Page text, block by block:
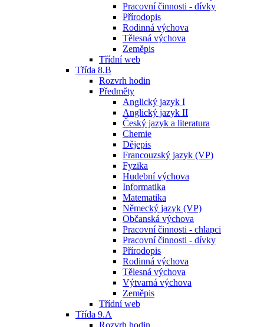
Pracovní činnosti - dívky
Přírodopis
Rodinná výchova
Tělesná výchova
Zeměpis
Třídní web
Třída 8.B
Rozvrh hodin
Předměty
Anglický jazyk I
Anglický jazyk II
Český jazyk a literatura
Chemie
Dějepis
Francouzský jazyk (VP)
Fyzika
Hudební výchova
Informatika
Matematika
Německý jazyk (VP)
Občanská výchova
Pracovní činnosti - chlapci
Pracovní činnosti - dívky
Přírodopis
Rodinná výchova
Tělesná výchova
Výtvarná výchova
Zeměpis
Třídní web
Třída 9.A
Rozvrh hodin